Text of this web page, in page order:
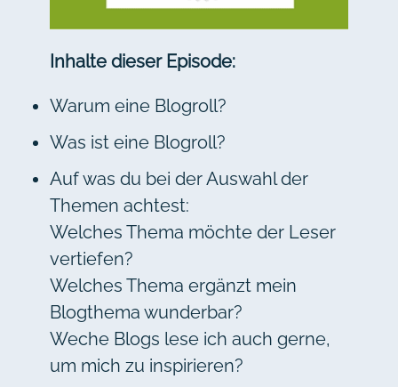
Inhalte dieser Episode:
Warum eine Blogroll?
Was ist eine Blogroll?
Auf was du bei der Auswahl der
Themen achtest:
Welches Thema möchte der Leser
vertiefen?
Welches Thema ergänzt mein
Blogthema wunderbar?
Weche Blogs lese ich auch gerne,
um mich zu inspirieren?